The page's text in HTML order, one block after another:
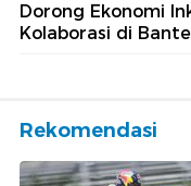
Dorong Ekonomi
Kolaborasi di
Rekomendasi